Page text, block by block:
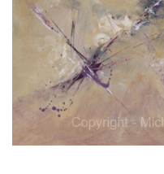
Adhérer
Contact